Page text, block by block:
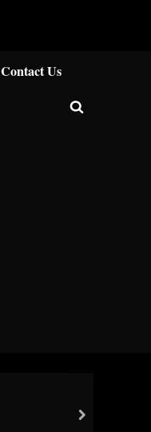
Contact Us
Toggle
next